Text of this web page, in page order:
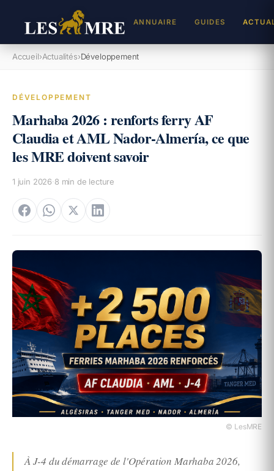
ANNUAIRE GUIDES
Accueil›Actualités›Développement
DÉVELOPPEMENT
Marhaba 2026 : renforts ferry AF
Claudia et AML Nador-Almería, ce que
les MRE doivent savoir
1 juin 2026·8 min de lecture
© LesMRE
À J-4 du démarrage de l'Opération Marhaba 2026,